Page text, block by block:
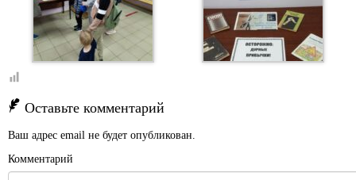
Оставьте комментарий
Ваш адрес email не будет опубликован.
Комментарий